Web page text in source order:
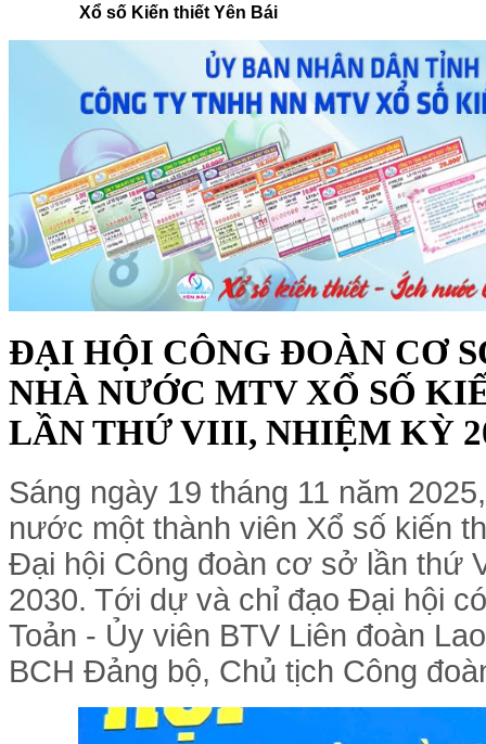
Xổ số Kiến thiết Yên Bái
ĐẠI HỘI CÔNG ĐOÀN CƠ
NHÀ NƯỚC MTV XỔ SỐ
LẦN THỨ VIII, NHIỆM KỲ
Sáng ngày 19 tháng 11 năm
nước một thành viên Xổ số kiến
Đại hội Công đoàn cơ sở lần thứ
2030. Tới dự và chỉ đạo Đại hội
Toản - Ủy viên BTV Liên đoàn
BCH Đảng bộ, Chủ tịch Công